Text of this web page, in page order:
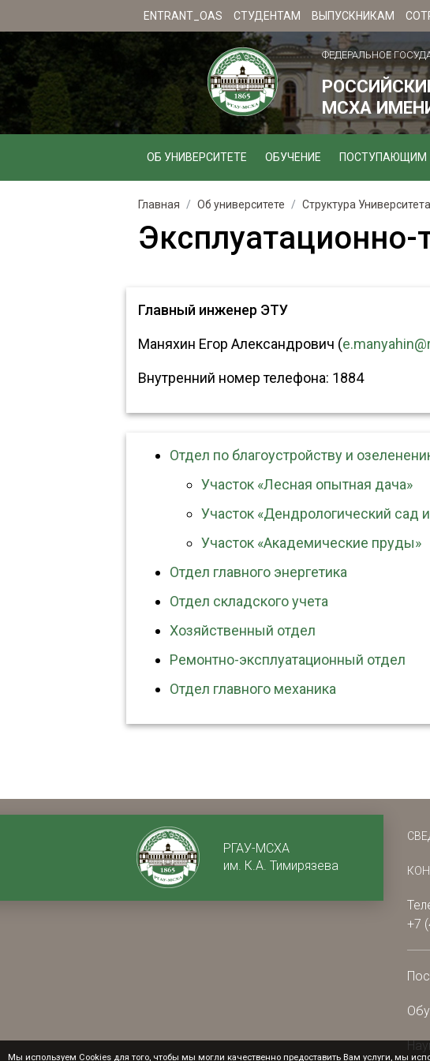
ENTRANT_OAS СТУДЕНТАМ ВЫПУСКНИКАМ
ФЕДЕРАЛЬНОЕ
МСХА
ОБ УНИВЕРСИТЕТЕ ОБУЧЕНИЕ ПОСТУПАЮЩИМ
Главная Об университете Структура Университета
Эксплуатационно-
Главный инженер ЭТУ
Маняхин Егор Александрович (
Внутренний номер телефона: 1884
Отдел по благоустройству и
Участок «Лесная опытная дача»
Участок «Дендрологический сад
Участок «Академические пруды»
Отдел главного энергетика
Отдел складского учета
Хозяйственный отдел
Ремонтно-эксплуатационный отдел
Отдел главного механика
РГАУ-МСХА
им. К.А. Тимирязева
+7
Мы используем Cookies для того, чтобы мы могли качественно предоставить Вам услуги, мы